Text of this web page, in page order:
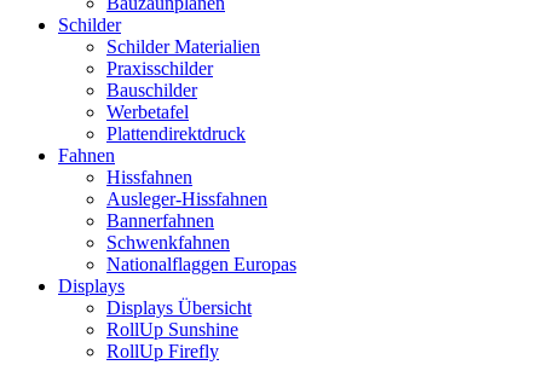
Schilder
Schilder Materialien
Praxisschilder
Bauschilder
Werbetafel
Plattendirektdruck
Fahnen
Hissfahnen
Ausleger-Hissfahnen
Bannerfahnen
Schwenkfahnen
Nationalflaggen Europas
Displays
Displays Übersicht
RollUp Sunshine
RollUp Firefly